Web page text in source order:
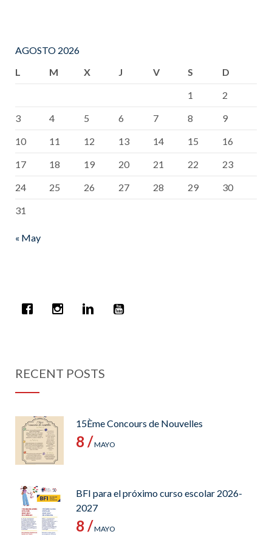
AGOSTO 2026
L
M X J V S
D
1
2
3
4 5 6 7 8
9
10
11 12 13 14 15
16
17
18 19 20 21 22
23
24
25 26 27 28 29
30
31
« May
RECENT POSTS
15Ème Concours de Nouvelles
8 /MAYO
BFI para el próximo curso escolar 2026-
2027
8 /MAYO